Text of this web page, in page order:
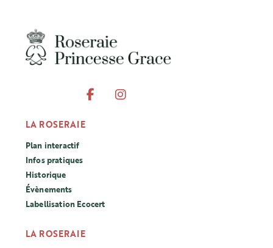
LA ROSERAIE
Plan interactif
Infos pratiques
Historique
Évènements
Labellisation Ecocert
LA ROSERAIE